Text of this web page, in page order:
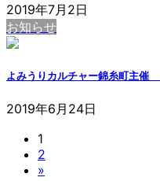
2019年7月2日
お知らせ
よみうりカルチャー錦糸町主催
2019年6月24日
投
稿
ペ
ー
ジ
固
定
ペ
1
固
定
2
»